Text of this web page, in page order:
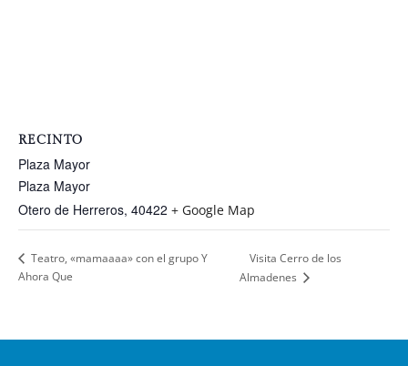
RECINTO
Plaza Mayor
Plaza Mayor
Otero de Herreros, 40422 + Google Map
Teatro, «mamaaaa» con el grupo Y
Ahora Que
Visita Cerro de los
Almadenes